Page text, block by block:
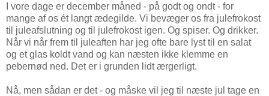
I vore dage er december måned - på godt og ondt - for
mange af os ét langt ædegilde. Vi bevæger os fra julefrokost
til juleafslutning og til julefrokost igen. Og spiser. Og drikker.
Når vi når frem til juleaften har jeg ofte bare lyst til en salat
og et glas koldt vand og kan næsten ikke klemme en
pebernød ned. Det er i grunden lidt ærgerligt.
Nå, men sådan er det - og måske vil jeg til næste jul tage en